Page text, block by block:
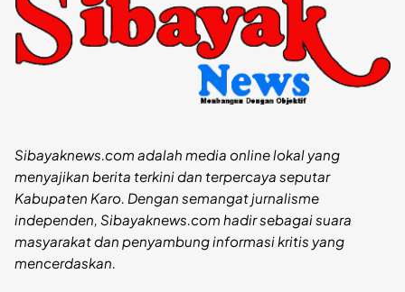
Sibayaknews.com adalah media online lokal yang
menyajikan berita terkini dan terpercaya seputar
Kabupaten Karo. Dengan semangat jurnalisme
independen, Sibayaknews.com hadir sebagai suara
masyarakat dan penyambung informasi kritis yang
mencerdaskan.